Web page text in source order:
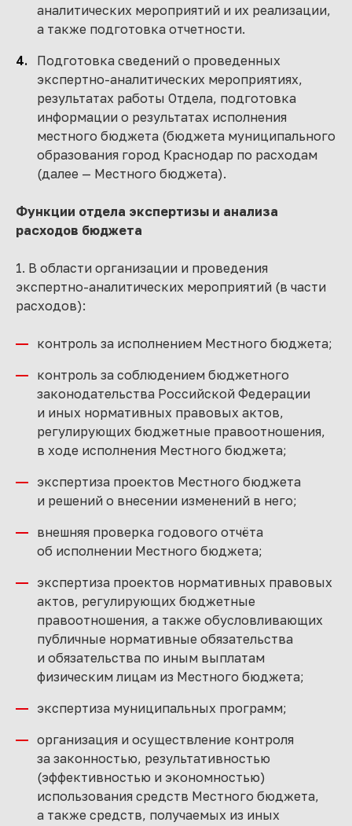
аналитических мероприятий и их реализации,
а также подготовка отчетности.
Подготовка сведений о проведенных
экспертно-аналитических мероприятиях,
результатах работы Отдела, подготовка
информации о результатах исполнения
местного бюджета (бюджета муниципального
образования город Краснодар по расходам
(далее — Местного бюджета).
Функции отдела экспертизы и анализа
расходов бюджета
1. В области организации и проведения
экспертно-аналитических мероприятий (в части
расходов):
контроль за исполнением Местного бюджета;
контроль за соблюдением бюджетного
законодательства Российской Федерации
и иных нормативных правовых актов,
регулирующих бюджетные правоотношения,
в ходе исполнения Местного бюджета;
экспертиза проектов Местного бюджета
и решений о внесении изменений в него;
внешняя проверка годового отчёта
об исполнении Местного бюджета;
экспертиза проектов нормативных правовых
актов, регулирующих бюджетные
правоотношения, а также обусловливающих
публичные нормативные обязательства
и обязательства по иным выплатам
физическим лицам из Местного бюджета;
экспертиза муниципальных программ;
организация и осуществление контроля
за законностью, результативностью
(эффективностью и экономностью)
использования средств Местного бюджета,
а также средств, получаемых из иных